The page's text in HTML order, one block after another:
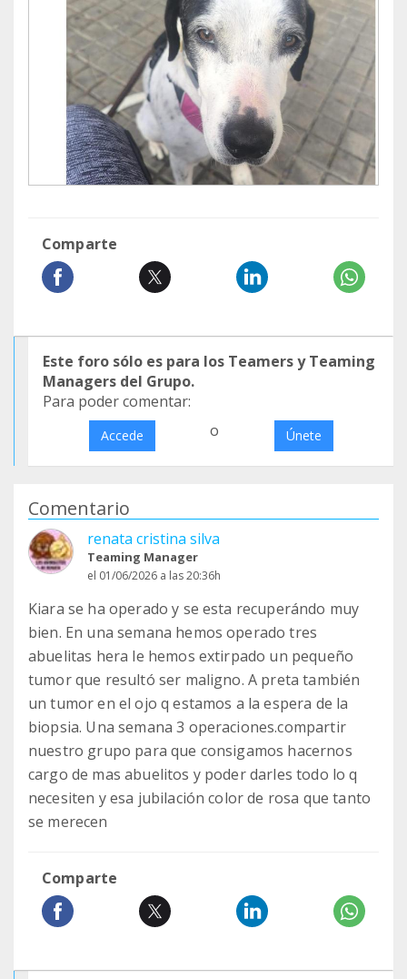
Comparte
Este foro sólo es para los Teamers y Teaming
Managers del Grupo.
Para poder comentar:
Accede o Únete
Comentario
renata cristina silva
Teaming Manager
el 01/06/2026 a las 20:36h
Kiara se ha operado y se esta recuperándo muy
bien. En una semana hemos operado tres
abuelitas hera le hemos extirpado un pequeño
tumor que resultó ser maligno. A preta también
un tumor en el ojo q estamos a la espera de la
biopsia. Una semana 3 operaciones.compartir
nuestro grupo para que consigamos hacernos
cargo de mas abuelitos y poder darles todo lo q
necesiten y esa jubilación color de rosa que tanto
se merecen
Comparte